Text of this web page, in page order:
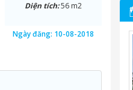
Diện tích:56 m2
Ngày đăng: 10-08-2018